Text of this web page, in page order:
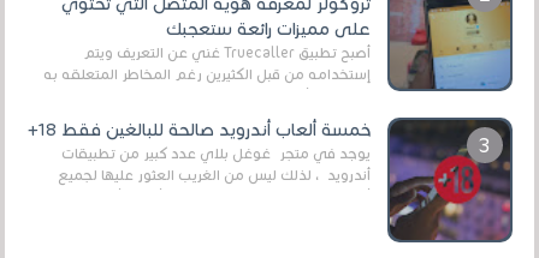
على مميزات رائعة ستعجبك
أصبح تطبيق Truecaller غني عن التعريف ويتم
إستخدامه من قبل الكثيرين رغم المخاطر المتعلقه به
خمسة ألعاب أندرويد صالحة للبالغين فقط 18+
يوجد في متجر غوغل بلاي عدد كبير من تطبيقات
أندرويد ، لذلك ليس من الغريب العثور عليها لجميع